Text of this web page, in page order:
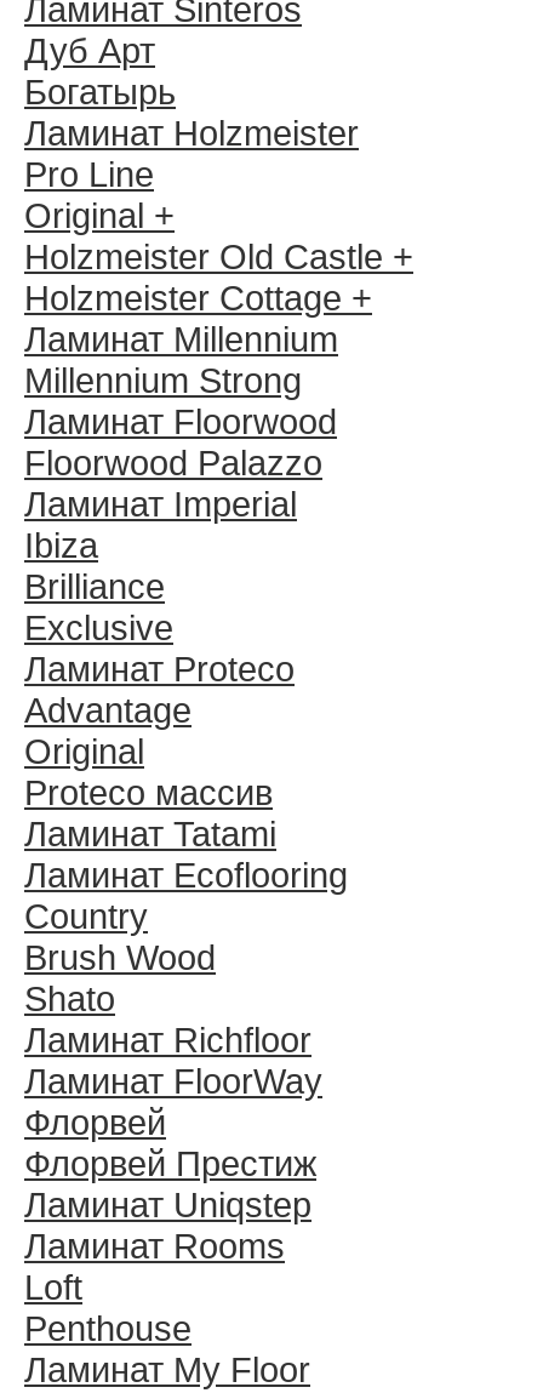
Ламинат Sinteros
Дуб Арт
Богатырь
Ламинат Holzmeister
Pro Line
Original +
Holzmeister Old Castle +
Holzmeister Cottage +
Ламинат Millennium
Millennium Strong
Ламинат Floorwood
Floorwood Palazzo
Ламинат Imperial
Ibiza
Brilliance
Exclusive
Ламинат Proteco
Advantage
Original
Proteco массив
Ламинат Tatami
Ламинат Ecoflooring
Country
Brush Wood
Shato
Ламинат Richfloor
Ламинат FloorWay
Флорвей
Флорвей Престиж
Ламинат Uniqstep
Ламинат Rooms
Loft
Penthouse
Ламинат My Floor